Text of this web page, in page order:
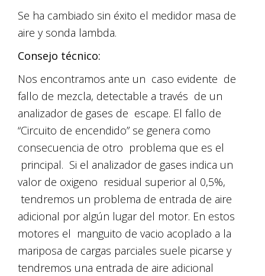
Se ha cambiado sin éxito el medidor masa de
aire y sonda lambda.
Consejo técnico:
Nos encontramos ante un caso evidente de
fallo de mezcla, detectable a través de un
analizador de gases de escape. El fallo de
“Circuito de encendido” se genera como
consecuencia de otro problema que es el
principal. Si el analizador de gases indica un
valor de oxigeno residual superior al 0,5%,
tendremos un problema de entrada de aire
adicional por algún lugar del motor. En estos
motores el manguito de vacio acoplado a la
mariposa de cargas parciales suele picarse y
tendremos una entrada de aire adicional